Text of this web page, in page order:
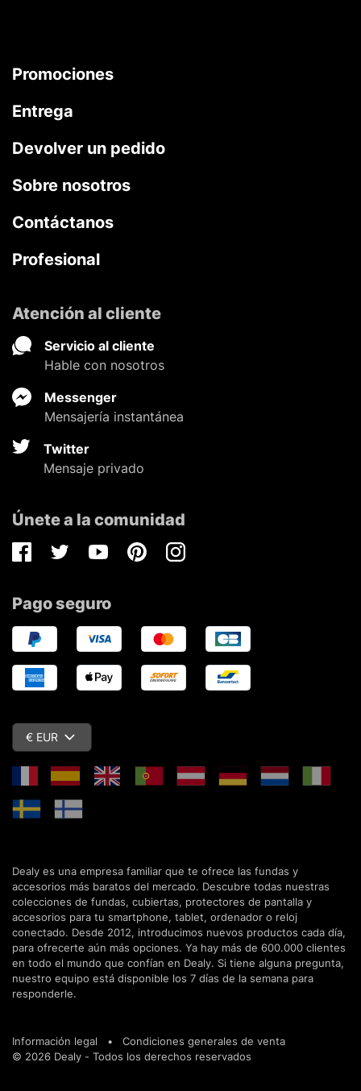
Promociones
Entrega
Devolver un pedido
Sobre nosotros
Contáctanos
Profesional
Atención al cliente
Servicio al cliente
Hable con nosotros
Messenger
Mensajería instantánea
Twitter
Mensaje privado
Únete a la comunidad
FacebookTwitterYoutubePinterestInstagram
Pago seguro
€ EUR
Dealy es una empresa familiar que te ofrece las fundas y
accesorios más baratos del mercado. Descubre todas nuestras
colecciones de fundas, cubiertas, protectores de pantalla y
accesorios para tu smartphone, tablet, ordenador o reloj
conectado. Desde 2012, introducimos nuevos productos cada día,
para ofrecerte aún más opciones. Ya hay más de 600.000 clientes
en todo el mundo que confían en Dealy. Si tiene alguna pregunta,
nuestro equipo está disponible los 7 días de la semana para
responderle.
© 2026 Dealy - Todos los derechos reservados
Información legal • Condiciones generales de venta